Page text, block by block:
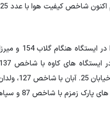
هنگام گلاب 154 و